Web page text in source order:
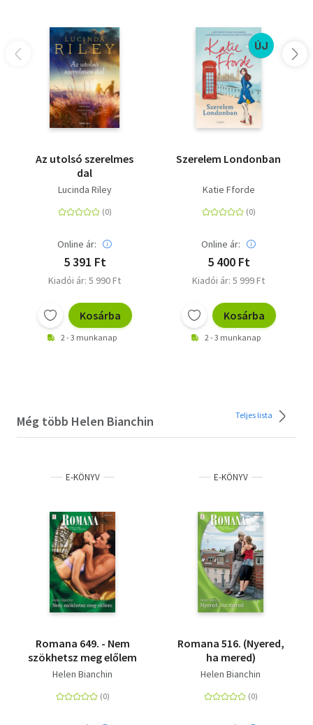
Az utolsó szerelmes
dal
Lucinda Riley
Online ár:
5 391 Ft
Kiadói ár: 5 990 Ft
Kosárba
2 - 3 munkanap
ÚJ
Szerelem Londonban
Katie Fforde
Online ár:
5 400 Ft
Kiadói ár: 5 999 Ft
Kosárba
2 - 3 munkanap
Még több Helen Bianchin Teljes lista
E-KÖNYV
Romana 649. - Nem
szökhetsz meg előlem
Helen Bianchin
E-KÖNYV
Romana 516. (Nyered,
ha mered)
Helen Bianchin